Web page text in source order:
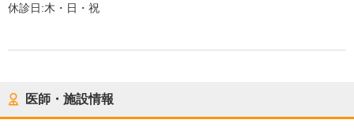
休診日:木・日・祝
医師・施設情報